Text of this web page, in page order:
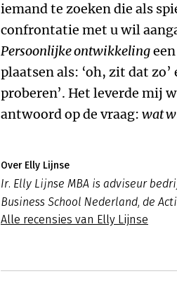
iemand te zoeken die als
confrontatie met u wil
Persoonlijke ontwikkeling
plaatsen als: ‘oh, zit dat
proberen’. Het leverde mij
antwoord op de vraag: wat
Over Elly Lijnse
Ir. Elly Lijnse MBA is adviseur
Business School Nederland, de
Alle recensies van Elly Lijnse